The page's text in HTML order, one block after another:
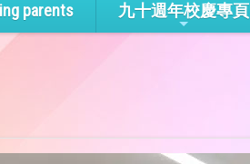
parents 九十週年校慶專頁